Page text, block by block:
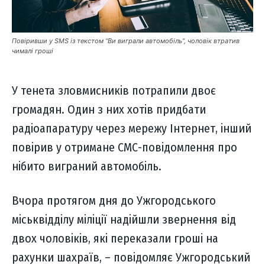
Повіривши у SMS із текстом “Ви виграли автомобіль”, чоловік втратив
чималі гроші
У тенета зловмисників потрапили двоє
громадян. Один з них хотів придбати
радіоапаратуру через мережу Інтернет, інший
повірив у отримане СМС-повідомлення про
нібито виграний автомобіль.
Вчора протягом дня до Ужгородського
міськвідділу міліції надійшли звернення від
двох чоловіків, які переказали гроші на
рахунки шахраїв, – повідомляє Ужгородський